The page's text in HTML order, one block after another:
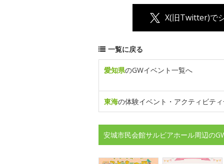
X(旧Twitter)で
一覧に戻る
愛知県のGWイベント一覧へ
東海の体験イベント・アクティビテ
安城市民会館サルビアホール周辺の